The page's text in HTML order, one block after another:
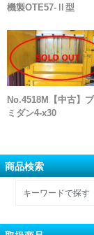
機製OTE57-Ⅱ型
No.4518M【中古】
ミダン4-x30
商品検索